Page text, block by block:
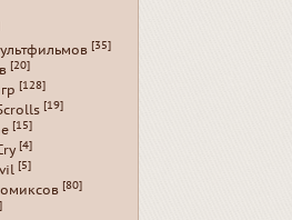
[35]
[20]
[128]
[19]
[15]
[4]
[5]
[80]